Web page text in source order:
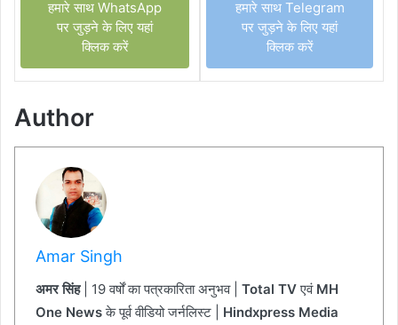
हमारे साथ WhatsApp
पर जुड़ने के लिए यहां
क्लिक करें
हमारे साथ Telegram
पर जुड़ने के लिए यहां
क्लिक करें
Author
Amar Singh
अमर सिंह| 19 वर्षों का पत्रकारिता अनुभव | Total TVएवं MH
One Newsके पूर्व वीडियो जर्नलिस्ट | Hindxpress Media